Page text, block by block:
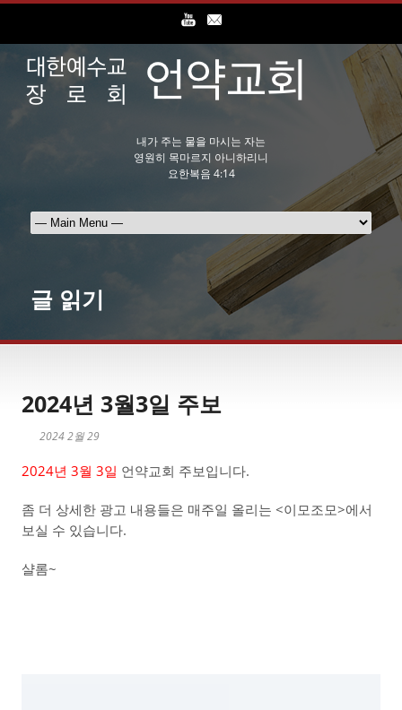
내가 주는 물을 마시는 자는
영원히 목마르지 아니하리니
요한복음 4:14
글 읽기
2024년 3월3일 주보
2024 2월 29
2024년 3월 3일 언약교회 주보입니다.
좀 더 상세한 광고 내용들은 매주일 올리는 <이모조모>에서
보실 수 있습니다.
샬롬~